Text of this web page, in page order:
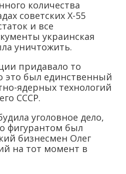
количества
советских Х-55
и все
украинская
уничтожить.
придавало то
это был единственный
ядерных технологий
СССР.
уголовное дело,
фигурантом был
бизнесмен Олег
на тот момент в